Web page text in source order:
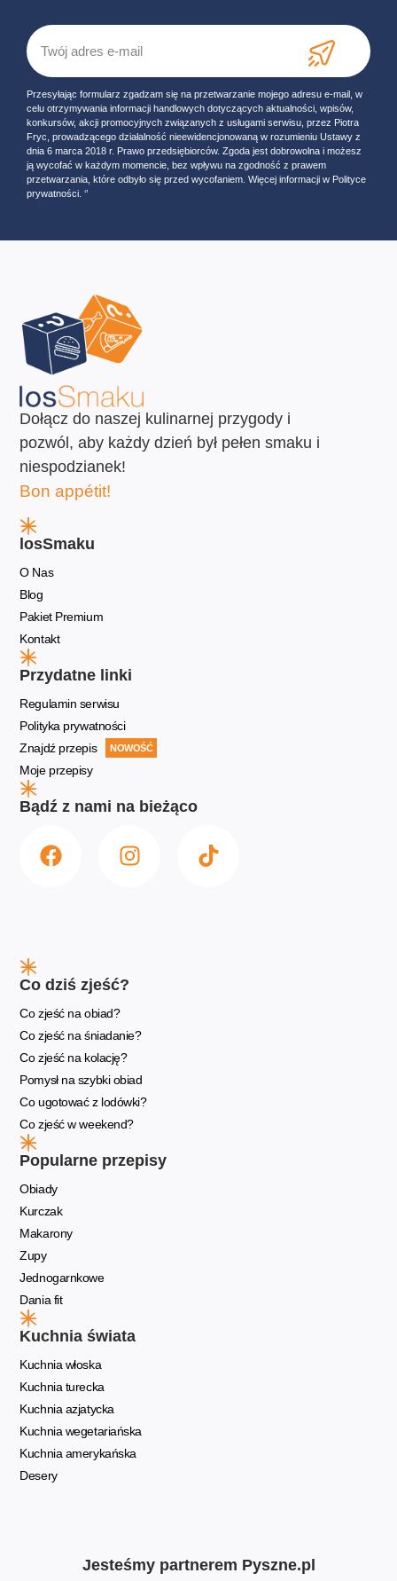
Przesyłając formularz zgadzam się na przetwarzanie mojego adresu e-mail, w
celu otrzymywania informacji handlowych dotyczących aktualności, wpisów,
konkursów, akcji promocyjnych związanych z usługami serwisu, przez Piotra
Fryc, prowadzącego działalność nieewidencjonowaną w rozumieniu Ustawy z
dnia 6 marca 2018 r. Prawo przedsiębiorców. Zgoda jest dobrowolna i możesz
ją wycofać w każdym momencie, bez wpływu na zgodność z prawem
przetwarzania, które odbyło się przed wycofaniem. Więcej informacji w Polityce
prywatności. ‘’
Dołącz do naszej kulinarnej przygody i
pozwól, aby każdy dzień był pełen smaku i
niespodzianek!
Bon appétit!
losSmaku
O Nas
Blog
Pakiet Premium
Kontakt
Przydatne linki
Regulamin serwisu
Polityka prywatności
Znajdź przepis
NOWOŚĆ
Moje przepisy
Bądź z nami na bieżąco
Co dziś zjeść?
Co zjeść na obiad?
Co zjeść na śniadanie?
Co zjeść na kolację?
Pomysł na szybki obiad
Co ugotować z lodówki?
Co zjeść w weekend?
Popularne przepisy
Obiady
Kurczak
Makarony
Zupy
Jednogarnkowe
Dania fit
Kuchnia świata
Kuchnia włoska
Kuchnia turecka
Kuchnia azjatycka
Kuchnia wegetariańska
Kuchnia amerykańska
Desery
Jesteśmy partnerem Pyszne.pl